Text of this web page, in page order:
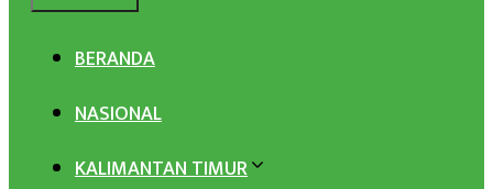
BERANDA
NASIONAL
KALIMANTAN TIMUR